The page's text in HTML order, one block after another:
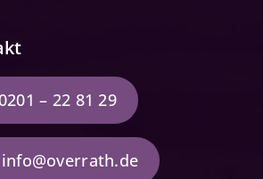
– 22 81 29
info@overrath.de